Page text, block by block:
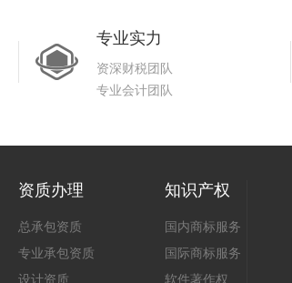
专业实力
资深财税团队
专业会计团队
资质办理
总承包资质
专业承包资质
设计资质
知识产权
国内商标服务
国际商标服务
软件著作权